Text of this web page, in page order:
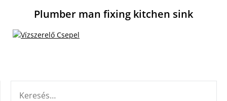
Plumber man fixing kitchen sink